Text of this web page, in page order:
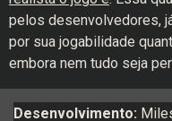
pelos desenvolvedores,
por sua jogabilidade
embora nem tudo seja
Desenvolvimento: